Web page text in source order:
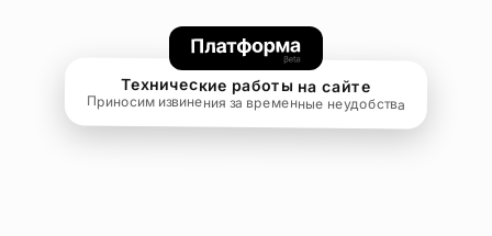
Технические работы на сайте
Приносим извинения за временные неудобства